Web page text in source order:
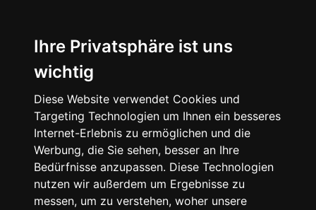
Ihre Privatsphäre ist uns
wichtig
Diese Website verwendet Cookies und
Targeting Technologien um Ihnen ein besseres
Internet-Erlebnis zu ermöglichen und die
Werbung, die Sie sehen, besser an Ihre
Bedürfnisse anzupassen. Diese Technologien
nutzen wir außerdem um Ergebnisse zu
messen, um zu verstehen, woher unsere